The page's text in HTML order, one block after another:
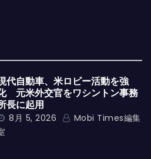
代自動車、米ロビー活動を強
元米外交官をワシントン事務
長に起用
8月 5, 2026
Mobi Times編集